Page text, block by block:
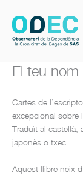
contingut
El teu nom
Cartes de
excepcional sobre
Traduït al castellà,
japonès o txec.
Aquest llibre neix